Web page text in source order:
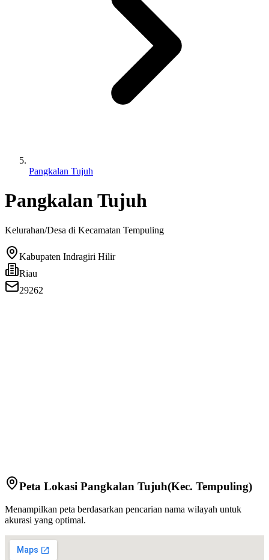
Pangkalan Tujuh
Pangkalan Tujuh
Kelurahan/Desa di Kecamatan Tempuling
Kabupaten Indragiri Hilir
Riau
29262
Peta Lokasi Pangkalan Tujuh(Kec. Tempuling)
Menampilkan peta berdasarkan pencarian nama wilayah untuk
akurasi yang optimal.